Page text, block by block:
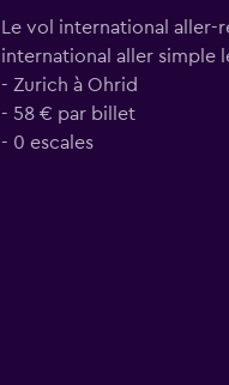
Le vol international aller-
international aller simple
- Zurich à Ohrid
- 58 € par billet
- 0 escales